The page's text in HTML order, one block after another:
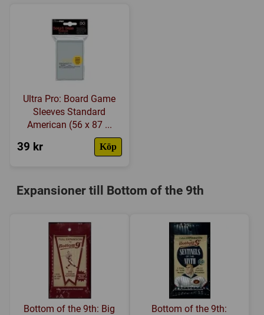
Ultra Pro: Board Game
Sleeves Standard
American (56 x 87 ...
39 kr Köp
Expansioner till Bottom of the 9th
Bottom of the 9th: Big
Bottom of the 9th: